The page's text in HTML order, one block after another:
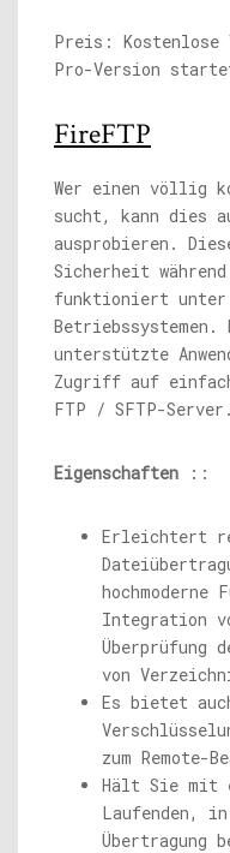
Preis: Kostenlose
Pro-Version
FireFTP
Wer einen völlig
sucht, kann dies
ausprobieren.
Sicherheit
funktioniert unter
unterstützte
Zugriff auf
FTP / SFTP-Server.
Eigenschaften ::
Erleichtert
hochmoderne
Integration
Überprüfung
von
Es bietet
zum Remote-
Hält Sie mit
Laufenden,
Übertragung